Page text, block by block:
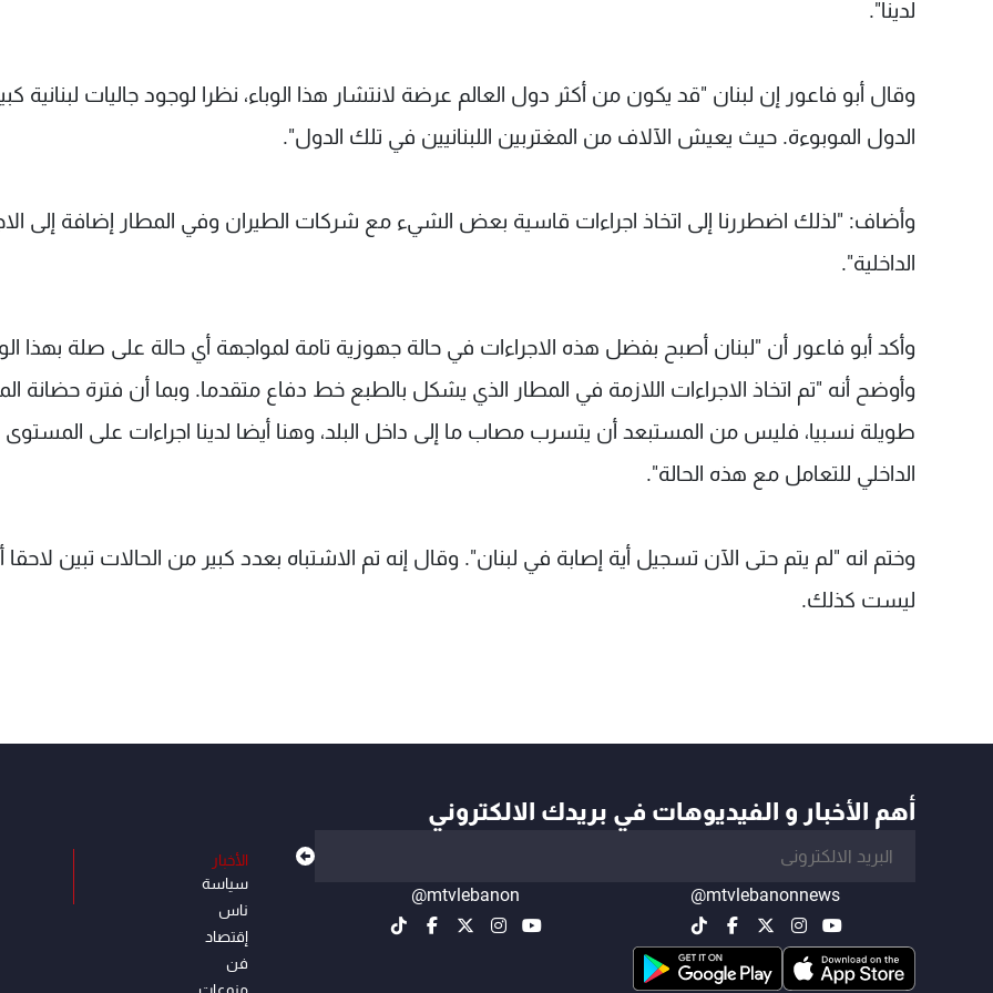
لدينا".
وقال أبو فاعور إن لبنان "قد يكون من أكثر دول العالم عرضة لانتشار هذا الوباء، نظرا لوجود جاليات لبنانية
الدول الموبوءة. حيث يعيش الآلاف من المغتربين اللبنانيين في تلك الدول".
وأضاف: "لذلك اضطررنا إلى اتخاذ اجراءات قاسية بعض الشيء مع شركات الطيران وفي المطار إضافة إلى
الداخلية".
وأكد أبو فاعور أن "لبنان أصبح بفضل هذه الاجراءات في حالة جهوزية تامة لمواجهة أي حالة على صلة بهذا
وأوضح أنه "تم اتخاذ الاجراءات اللازمة في المطار الذي يشكل بالطبع خط دفاع متقدما. وبما أن فترة حضانة
طويلة نسبيا، فليس من المستبعد أن يتسرب مصاب ما إلى داخل البلد، وهنا أيضا لدينا اجراءات على المستوى
الداخلي للتعامل مع هذه الحالة".
وختم انه "لم يتم حتى الآن تسجيل أية إصابة في لبنان". وقال إنه تم الاشتباه بعدد كبير من الحالات تبين لاحقا
ليست كذلك.
أهم الأخبار و الفيديوهات في بريدك الالكتروني
@mtvlebanonnews
@mtvlebanon
الأخبار
سياسة
ناس
إقتصاد
فن